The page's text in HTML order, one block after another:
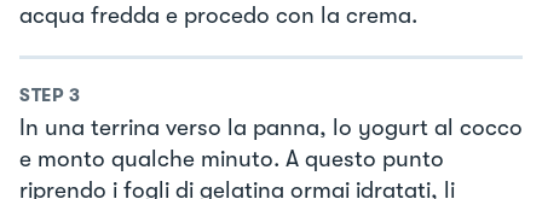
acqua fredda e procedo con la crema.
STEP 3
In una terrina verso la panna, lo yogurt al cocco
e monto qualche minuto. A questo punto
riprendo i fogli di gelatina ormai idratati, li